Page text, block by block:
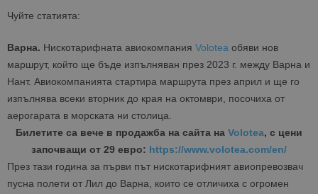
Чуйте статията:
Варна. Нискотарифната авиокомпания Volotea обяви нов
маршрут, който ще бъде изпълняван през 2023 г. между Варна и
Нант. Авиокомпанията стартира маршрута през април и ще го
изпълнява всеки вторник до края на октомври, посочиха от
аерогарата в морската ни столица.
Билетите са вече в продажба на сайта на Volotea, с цени
започващи от 29 евро: https://www.volotea.com/en/
През тази година за първи път нискотарифният авиопревозвач
пусна полети от Лил до Варна, които се отличиха с огромен